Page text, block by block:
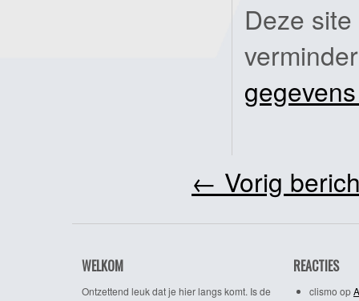
Deze
← Vorig
WELKOM
Ontzettend leuk dat je hier langs komt. Is de
REACTIES
clismo op